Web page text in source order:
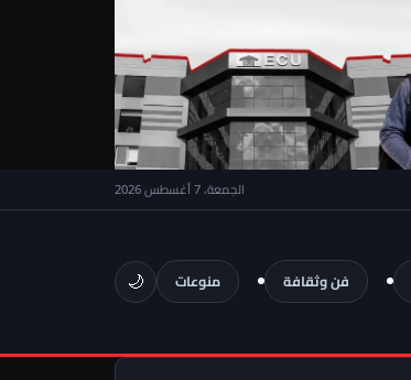
الجمعة، 7 أغسطس 2026
فن وثقافة منوعات 🌙